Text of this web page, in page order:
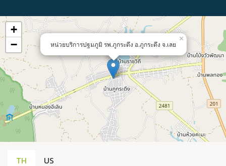
หน่วยบริการปฐมภูมิ รพ.ภูกระดึง อ.ภูกระดึง จ.เลย
×
+
−
TH US